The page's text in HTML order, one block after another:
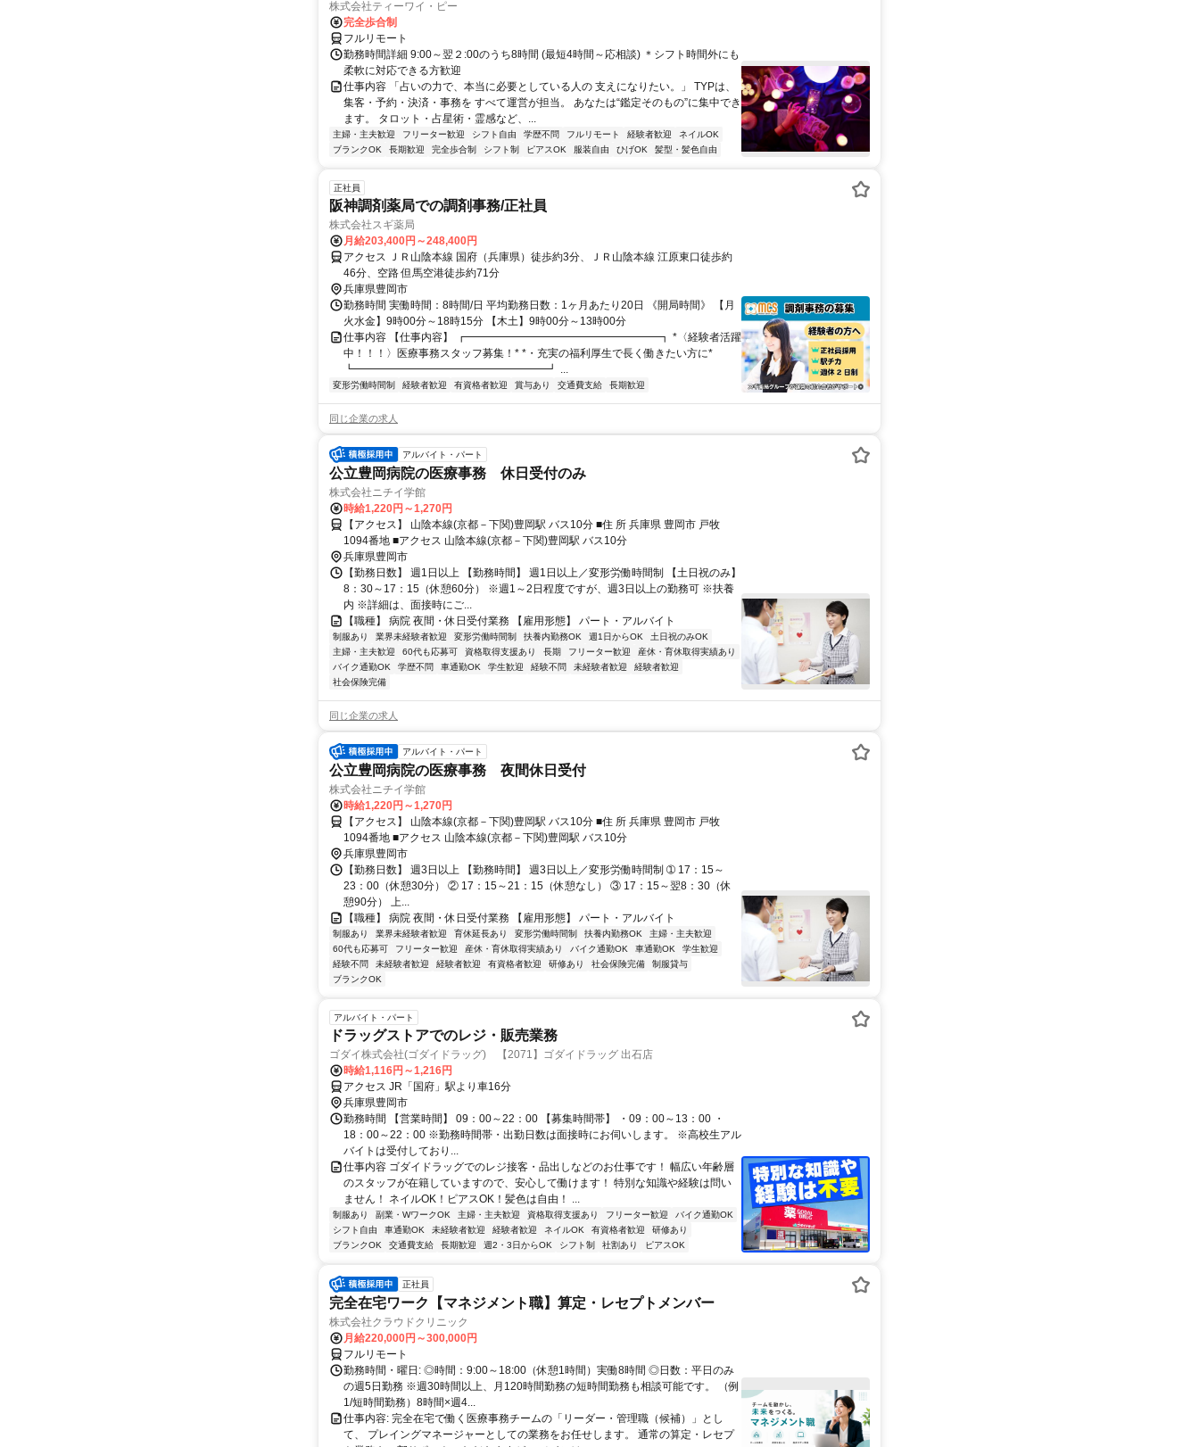
株式会社ティーワイ・ピー
完全歩合制
フルリモート
勤務時間詳細 9:00～翌２:00のうち8時間 (最短4時間～応相談) ＊シフト時間外にも
柔軟に対応できる方歓迎
仕事内容 「占いの力で、本当に必要としている人の 支えになりたい。」 TYPは、
集客・予約・決済・事務を すべて運営が担当。 あなたは“鑑定そのもの”に集中でき
ます。 タロット・占星術・霊感など、...
主婦・主夫歓迎 フリーター歓迎 シフト自由 学歴不問 フルリモート 経験者歓迎
ネイルOK
ブランクOK
長期歓迎 完全歩合制 シフト制 ピアスOK 服装自由 ひげOK 髪型・髪色自由
正社員
阪神調剤薬局での調剤事務/正社員
株式会社スギ薬局
月給203,400円～248,400円
アクセス ＪＲ山陰本線 国府（兵庫県）徒歩約3分、ＪＲ山陰本線 江原東口徒歩約
46分、空路 但馬空港徒歩約71分
兵庫県豊岡市
勤務時間 実働時間：8時間/日 平均勤務日数：1ヶ月あたり20日 《開局時間》 【月
火水金】9時00分～18時15分 【木土】9時00分～13時00分
仕事内容 【仕事内容】 ┏━━━━━━━━━━━━━━━━━━┓ *〈経験者活躍
中！！！〉医療事務スタッフ募集！* *・充実の福利厚生で長く働きたい方に*
┗━━━━━━━━━━━━━━━━━━┛ ...
変形労働時間制 経験者歓迎 有資格者歓迎 賞与あり 交通費支給 長期歓迎
同じ企業の求人
アルバイト・パート
公立豊岡病院の医療事務 休日受付のみ
株式会社ニチイ学館
時給1,220円～1,270円
【アクセス】 山陰本線(京都－下関)豊岡駅 バス10分 ■住 所 兵庫県 豊岡市 戸牧
1094番地 ■アクセス 山陰本線(京都－下関)豊岡駅 バス10分
兵庫県豊岡市
【勤務日数】 週1日以上 【勤務時間】 週1日以上／変形労働時間制 【土日祝のみ】
8：30～17：15（休憩60分） ※週1～2日程度ですが、週3日以上の勤務可 ※扶養
内 ※詳細は、面接時にご...
【職種】 病院 夜間・休日受付業務 【雇用形態】 パート・アルバイト
制服あり 業界未経験者歓迎 変形労働時間制 扶養内勤務OK 週1日からOK
土日祝のみOK
主婦・主夫歓迎
60代も応募可 資格取得支援あり 長期 フリーター歓迎
産休・育休取得実績あり
バイク通勤OK
学歴不問 車通勤OK 学生歓迎 経験不問 未経験者歓迎
経験者歓迎
社会保険完備
同じ企業の求人
アルバイト・パート
公立豊岡病院の医療事務 夜間休日受付
株式会社ニチイ学館
時給1,220円～1,270円
【アクセス】 山陰本線(京都－下関)豊岡駅 バス10分 ■住 所 兵庫県 豊岡市 戸牧
1094番地 ■アクセス 山陰本線(京都－下関)豊岡駅 バス10分
兵庫県豊岡市
【勤務日数】 週3日以上 【勤務時間】 週3日以上／変形労働時間制 ➀ 17：15～
23：00（休憩30分） ② 17：15～21：15（休憩なし） ③ 17：15～翌8：30（休
憩90分） 上...
【職種】 病院 夜間・休日受付業務 【雇用形態】 パート・アルバイト
制服あり 業界未経験者歓迎 育休延長あり 変形労働時間制 扶養内勤務OK
主婦・主夫歓迎
60代も応募可
フリーター歓迎 産休・育休取得実績あり バイク通勤OK 車通勤OK
学生歓迎
経験不問
未経験者歓迎 経験者歓迎 有資格者歓迎 研修あり 社会保険完備
制服貸与
ブランクOK
アルバイト・パート
ドラッグストアでのレジ・販売業務
ゴダイ株式会社(ゴダイドラッグ) 【2071】ゴダイドラッグ 出石店
時給1,116円～1,216円
アクセス JR「国府」駅より車16分
兵庫県豊岡市
勤務時間 【営業時間】 09：00～22：00 【募集時間帯】 ・09：00～13：00 ・
18：00～22：00 ※勤務時間帯・出勤日数は面接時にお伺いします。 ※高校生アル
バイトは受付しており...
仕事内容 ゴダイドラッグでのレジ接客・品出しなどのお仕事です！ 幅広い年齢層
のスタッフが在籍していますので、安心して働けます！ 特別な知識や経験は問い
ません！ ネイルOK！ピアスOK！髪色は自由！ ...
制服あり 副業・WワークOK 主婦・主夫歓迎 資格取得支援あり フリーター歓迎
バイク通勤OK
シフト自由
車通勤OK 未経験者歓迎 経験者歓迎 ネイルOK 有資格者歓迎
研修あり
ブランクOK
交通費支給 長期歓迎 週2・3日からOK シフト制 社割あり ピアスOK
正社員
完全在宅ワーク【マネジメント職】算定・レセプトメンバー
株式会社クラウドクリニック
月給220,000円～300,000円
フルリモート
勤務時間・曜日: ◎時間：9:00～18:00（休憩1時間）実働8時間 ◎日数：平日のみ
の週5日勤務 ※週30時間以上、月120時間勤務の短時間勤務も相談可能です。 （例
1/短時間勤務）8時間×週4...
仕事内容: 完全在宅で働く医療事務チームの「リーダー・管理職（候補）」とし
て、 プレイングマネージャーとしての業務をお任せします。 通常の算定・レセプ